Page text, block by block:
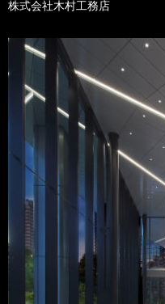
株式会社木村工務店